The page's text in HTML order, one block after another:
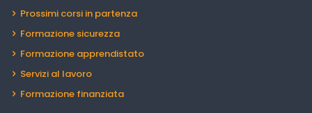
Prossimi corsi in partenza
Formazione sicurezza
Formazione apprendistato
Servizi al lavoro
Formazione finanziata